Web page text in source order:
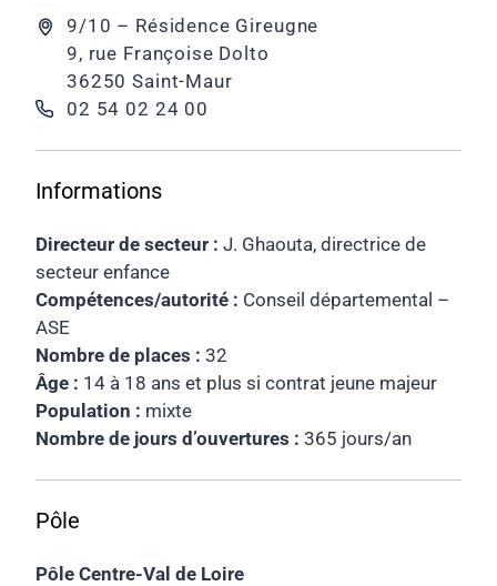
9/10 – Résidence Gireugne
9, rue Françoise Dolto
36250 Saint-Maur
02 54 02 24 00
Informations
Directeur de secteur : J. Ghaouta, directrice de
secteur enfance
Compétences/autorité : Conseil départemental –
ASE
Nombre de places : 32
Âge : 14 à 18 ans et plus si contrat jeune majeur
Population : mixte
Nombre de jours d’ouvertures : 365 jours/an
Pôle
Pôle Centre-Val de Loire